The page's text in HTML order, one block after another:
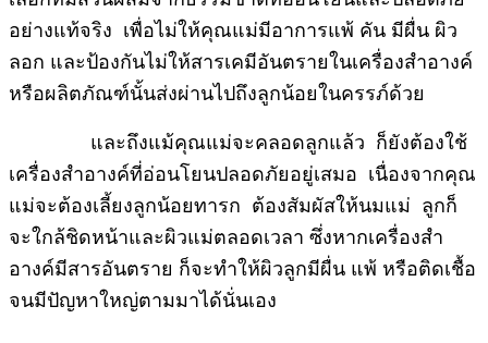
อย่างแท้จริง เพื่อไม่ให้คุณแม่มีอาการแพ้ คัน มีผื่น ผิว
ลอก และป้องกันไม่ให้สารเคมีอันตรายในเครื่องสำอางค์
หรือผลิตภัณฑ์นั้นส่งผ่านไปถึงลูกน้อยในครรภ์ด้วย
และถึงแม้คุณแม่จะคลอดลูกแล้ว ก็ยังต้องใช้
เครื่องสำอางค์ที่อ่อนโยนปลอดภัยอยู่เสมอ เนื่องจากคุณ
แม่จะต้องเลี้ยงลูกน้อยทารก ต้องสัมผัสให้นมแม่ ลูกก็
จะใกล้ชิดหน้าและผิวแม่ตลอดเวลา ซึ่งหากเครื่องสำ
อางค์มีสารอันตราย ก็จะทำให้ผิวลูกมีผื่น แพ้ หรือติดเชื้อ
จนมีปัญหาใหญ่ตามมาได้นั่นเอง